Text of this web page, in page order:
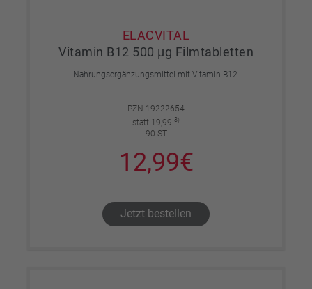
ELACVITAL
Vitamin B12 500 µg Filmtabletten
Nahrungsergänzungsmittel mit Vitamin B12.
PZN 19222654
statt 19,99 3)
90 ST
12,99€
Jetzt bestellen